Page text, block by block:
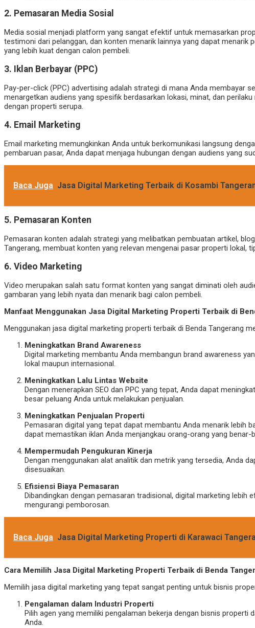
2. Pemasaran Media Sosial
Media sosial menjadi platform yang sangat efektif untuk memasarkan
testimoni dari pelanggan, dan konten menarik lainnya yang dapat
yang lebih kuat dengan calon pembeli.
3. Iklan Berbayar (PPC)
Pay-per-click (PPC) advertising adalah strategi di mana Anda membayar
menargetkan audiens yang spesifik berdasarkan lokasi, minat, dan
dengan properti serupa.
4. Email Marketing
Email marketing memungkinkan Anda untuk berkomunikasi langsung
pembaruan pasar, Anda dapat menjaga hubungan dengan audiens yang
Baca Juga Jasa Digital Marketing Terbaik di Kosambi
5. Pemasaran Konten
Pemasaran konten adalah strategi yang melibatkan pembuatan artikel,
Tangerang, membuat konten yang relevan mengenai pasar properti lokal,
6. Video Marketing
Video merupakan salah satu format konten yang sangat diminati oleh
gambaran yang lebih nyata dan menarik bagi calon pembeli.
Manfaat Menggunakan Jasa Digital Marketing Properti Terbaik di
Menggunakan jasa digital marketing properti terbaik di Benda Tangerang
Meningkatkan Brand Awareness
Digital marketing membantu Anda membangun brand awareness
lokal maupun internasional.
Meningkatkan Lalu Lintas Website
Dengan menerapkan SEO dan PPC yang tepat, Anda dapat
besar peluang Anda untuk melakukan penjualan.
Meningkatkan Penjualan Properti
Pemasaran digital yang tepat dapat membantu Anda menarik lebih
dapat memastikan iklan Anda menjangkau orang-orang yang benar-
Mempermudah Pengukuran Kinerja
Dengan menggunakan alat analitik dan metrik yang tersedia, Anda
disesuaikan.
Efisiensi Biaya Pemasaran
Dibandingkan dengan pemasaran tradisional, digital marketing lebih
mengurangi pemborosan.
Baca Juga Jasa Digital Marketing Properti di Karawaci
Cara Memilih Jasa Digital Marketing Properti Terbaik di Benda
Memilih jasa digital marketing yang tepat sangat penting untuk bisnis
Pengalaman dalam Industri Properti
Pilih agen yang memiliki pengalaman bekerja dengan bisnis
Anda.